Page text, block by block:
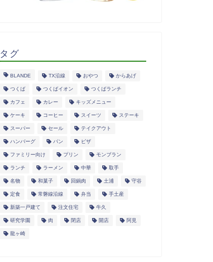
タグ
BLANDE TX沿線 おやつ からあげ
つくば つくばイオン つくばランチ
カフェ カレー キッズメニュー
ケーキ コーヒー スイーツ ステーキ
スーパー セール テイクアウト
ハンバーグ パン ピザ
ファミリー向け プリン モンブラン
ランチ ラーメン 中華 取手
名物 和菓子 回鍋肉 土浦 守谷
定食 常磐線沿線 弁当 手土産
新築一戸建て 注文住宅 牛久
研究学園 肉 閉店 開店 阿見
龍ヶ崎